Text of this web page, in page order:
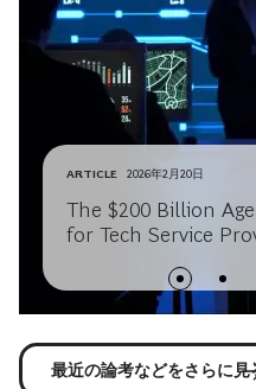
ARTICLE 2026年2月20日
The $200 Billion
for Tech Service
最近の論考などをさらに見